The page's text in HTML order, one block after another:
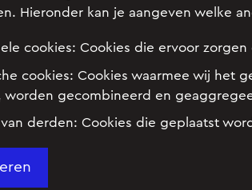
Redactieraad
Comité van Aanbeveling
Copyright
Kijk ook eens op:
Hieronder kan je aangeven welke
cookies: Cookies die ervoor
cookies: Cookies waarmee wij het
worden gecombineerd en
derden: Cookies die geplaatst